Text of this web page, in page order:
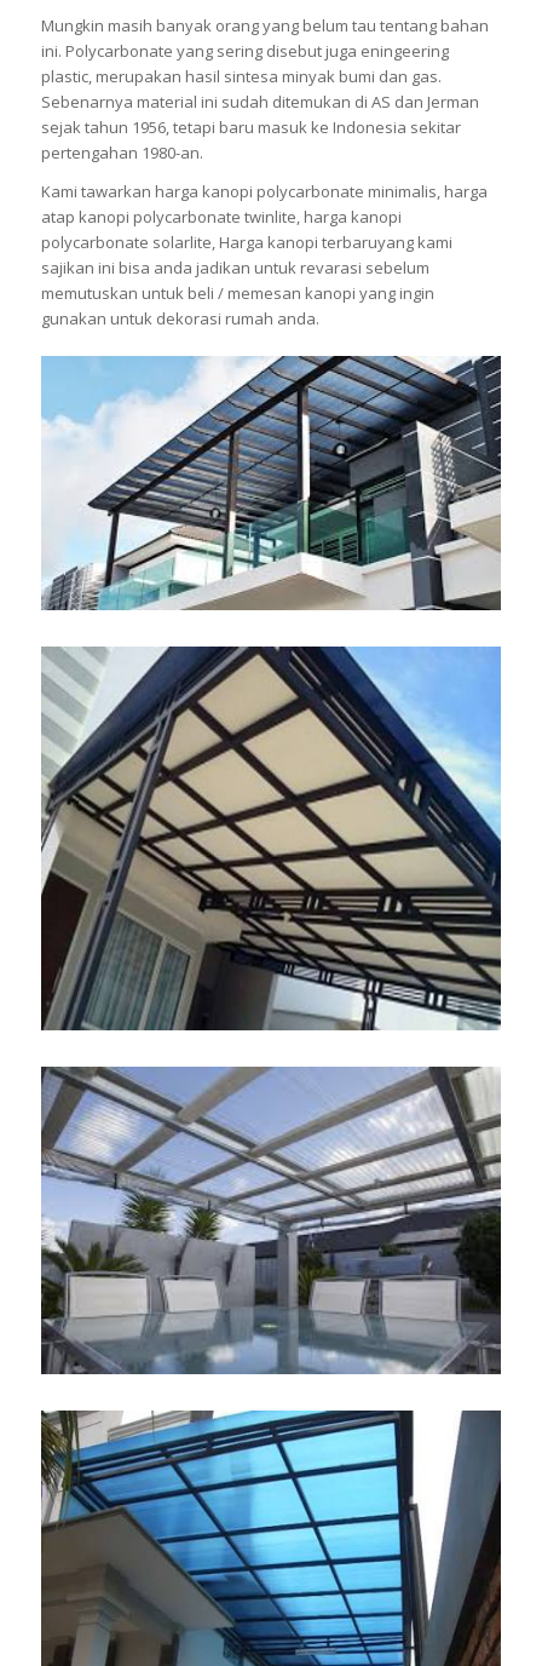
Mungkin masih banyak orang yang belum tau tentang bahan
ini. Polycarbonate yang sering disebut juga eningeering
plastic, merupakan hasil sintesa minyak bumi dan gas.
Sebenarnya material ini sudah ditemukan di AS dan Jerman
sejak tahun 1956, tetapi baru masuk ke Indonesia sekitar
pertengahan 1980-an.
Kami tawarkan harga kanopi polycarbonate minimalis, harga
atap kanopi polycarbonate twinlite, harga kanopi
polycarbonate solarlite, Harga kanopi terbaruyang kami
sajikan ini bisa anda jadikan untuk revarasi sebelum
memutuskan untuk beli / memesan kanopi yang ingin
gunakan untuk dekorasi rumah anda.